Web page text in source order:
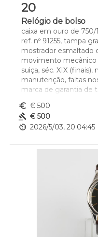
20
Relógio de bolso
caixa em ouro de
ref. nº 91255, tampa
mostrador esmaltado
movimento mecânico
suiça, séc. XIX
manutenção, faltas
marca de garantia de
15 de Setembro - art.
sem documentos
Dim. - 3,5 cm
euro_symbol € 500
gavel € 500
av_timer 2026/5/03, 20:04:45